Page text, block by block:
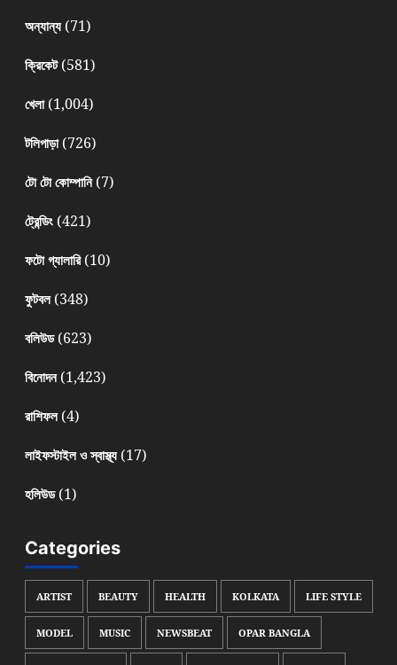
অন্যান্য(71)
ক্রিকেট(581)
খেলা(1,004)
টলিপাড়া(726)
টো টো কোম্পানি(7)
ট্রেন্ডিং(421)
ফটো গ্যালারি(10)
ফুটবল(348)
বলিউড(623)
বিনোদন(1,423)
রাশিফল(4)
লাইফস্টাইল ও স্বাস্থ্য(17)
হলিউড(1)
Categories
ARTIST BEAUTY HEALTH KOLKATA LIFE STYLE
MODEL MUSIC NEWSBEAT OPAR BANGLA